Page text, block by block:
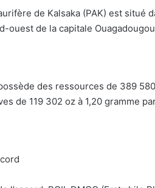
de Kalsaka (PAK) est situé
ouest de la capitale
des ressources de 389
de 119 302 oz à 1,20 gramme